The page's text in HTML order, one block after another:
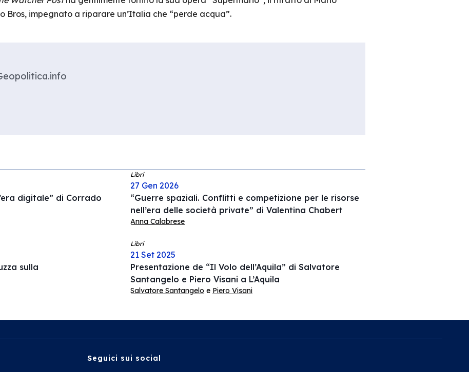
Bros, impegnato a riparare un’Italia che “perde acqua”.
digitale” di Corrado
Libri
27 Gen 2026
“Guerre spaziali. Conflitti e competizione per le risorse
nell’era delle società private” di Valentina Chabert
Anna Calabrese
sulla
Libri
21 Set 2025
Presentazione de “Il Volo dell’Aquila” di Salvatore
Santangelo e Piero Visani a L’Aquila
Salvatore Santangelo e Piero Visani
Seguici sui social